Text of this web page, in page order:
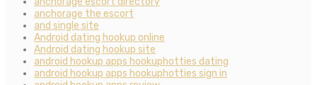
anchorage the escort
and single site
Android dating hookup online
Android dating hookup site
android hookup apps hookuphotties dating
android hookup apps hookuphotties sign in